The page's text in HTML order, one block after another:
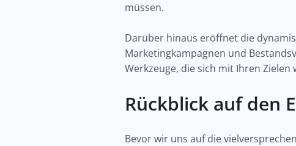
müssen.
Darüber hinaus eröffnet die
Marketingkampagnen und
Werkzeuge, die sich mit Ihren
Rückblick auf den
Bevor wir uns auf die